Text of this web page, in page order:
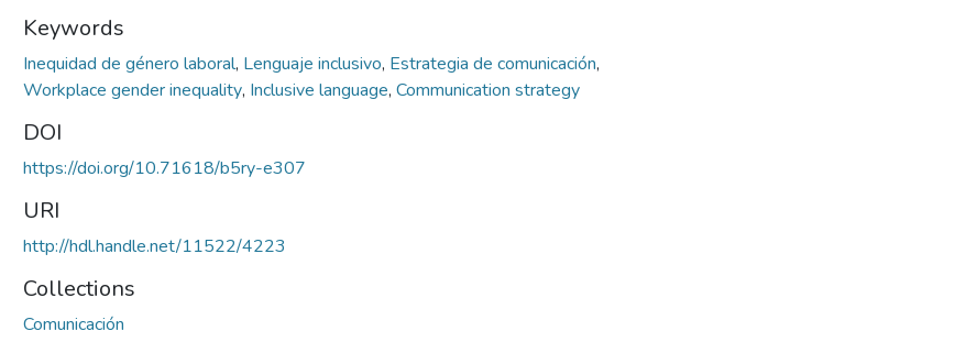
Keywords
Inequidad de género laboral, Lenguaje inclusivo, Estrategia de comunicación,
Workplace gender inequality, Inclusive language, Communication strategy
DOI
https://doi.org/10.71618/b5ry-e307
URI
http://hdl.handle.net/11522/4223
Collections
Comunicación